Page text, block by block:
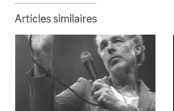
Articles similaires